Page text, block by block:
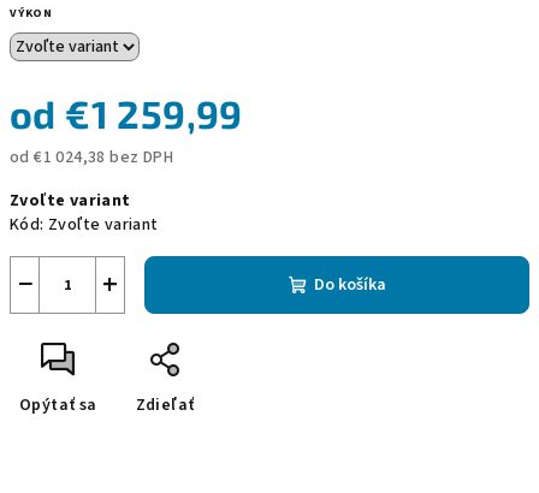
VÝKON
od €1 259,99
od€1 024,38 bez DPH
cena:
Zvoľte variant
Kód: Zvoľte variant
+
− Do košíka
Opýtať sa Zdieľať